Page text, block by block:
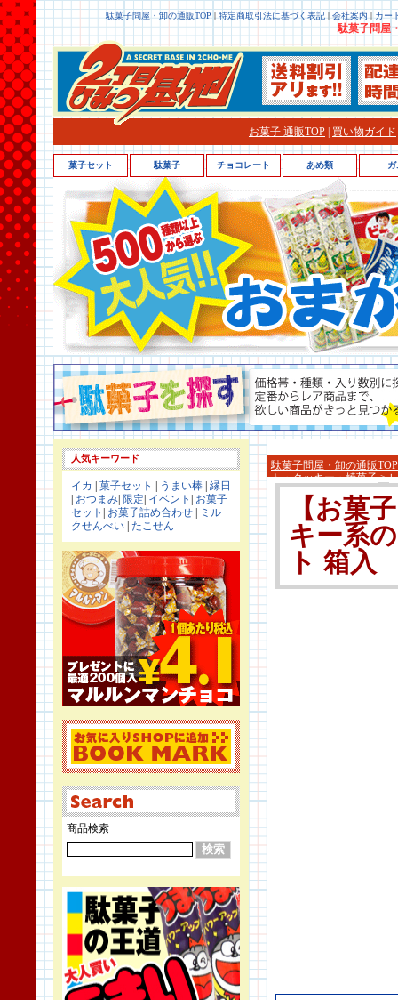
駄菓子問屋・卸の通販TOP | 特定商取引法に基づく表記 | 会社案内 | カー
駄菓子問屋
お菓子 通販TOP 買い物ガイド
人気キーワード
イカ 菓子セット うまい棒 縁日
おつまみ 限定 イベント
お菓子
セット
お菓子詰め合わせ
ミル
クせんべい たこせん
商品検索
駄菓子問屋・卸の通販TOP
ト・クッキー・焼菓子>
【お菓
キー系
ト 箱入